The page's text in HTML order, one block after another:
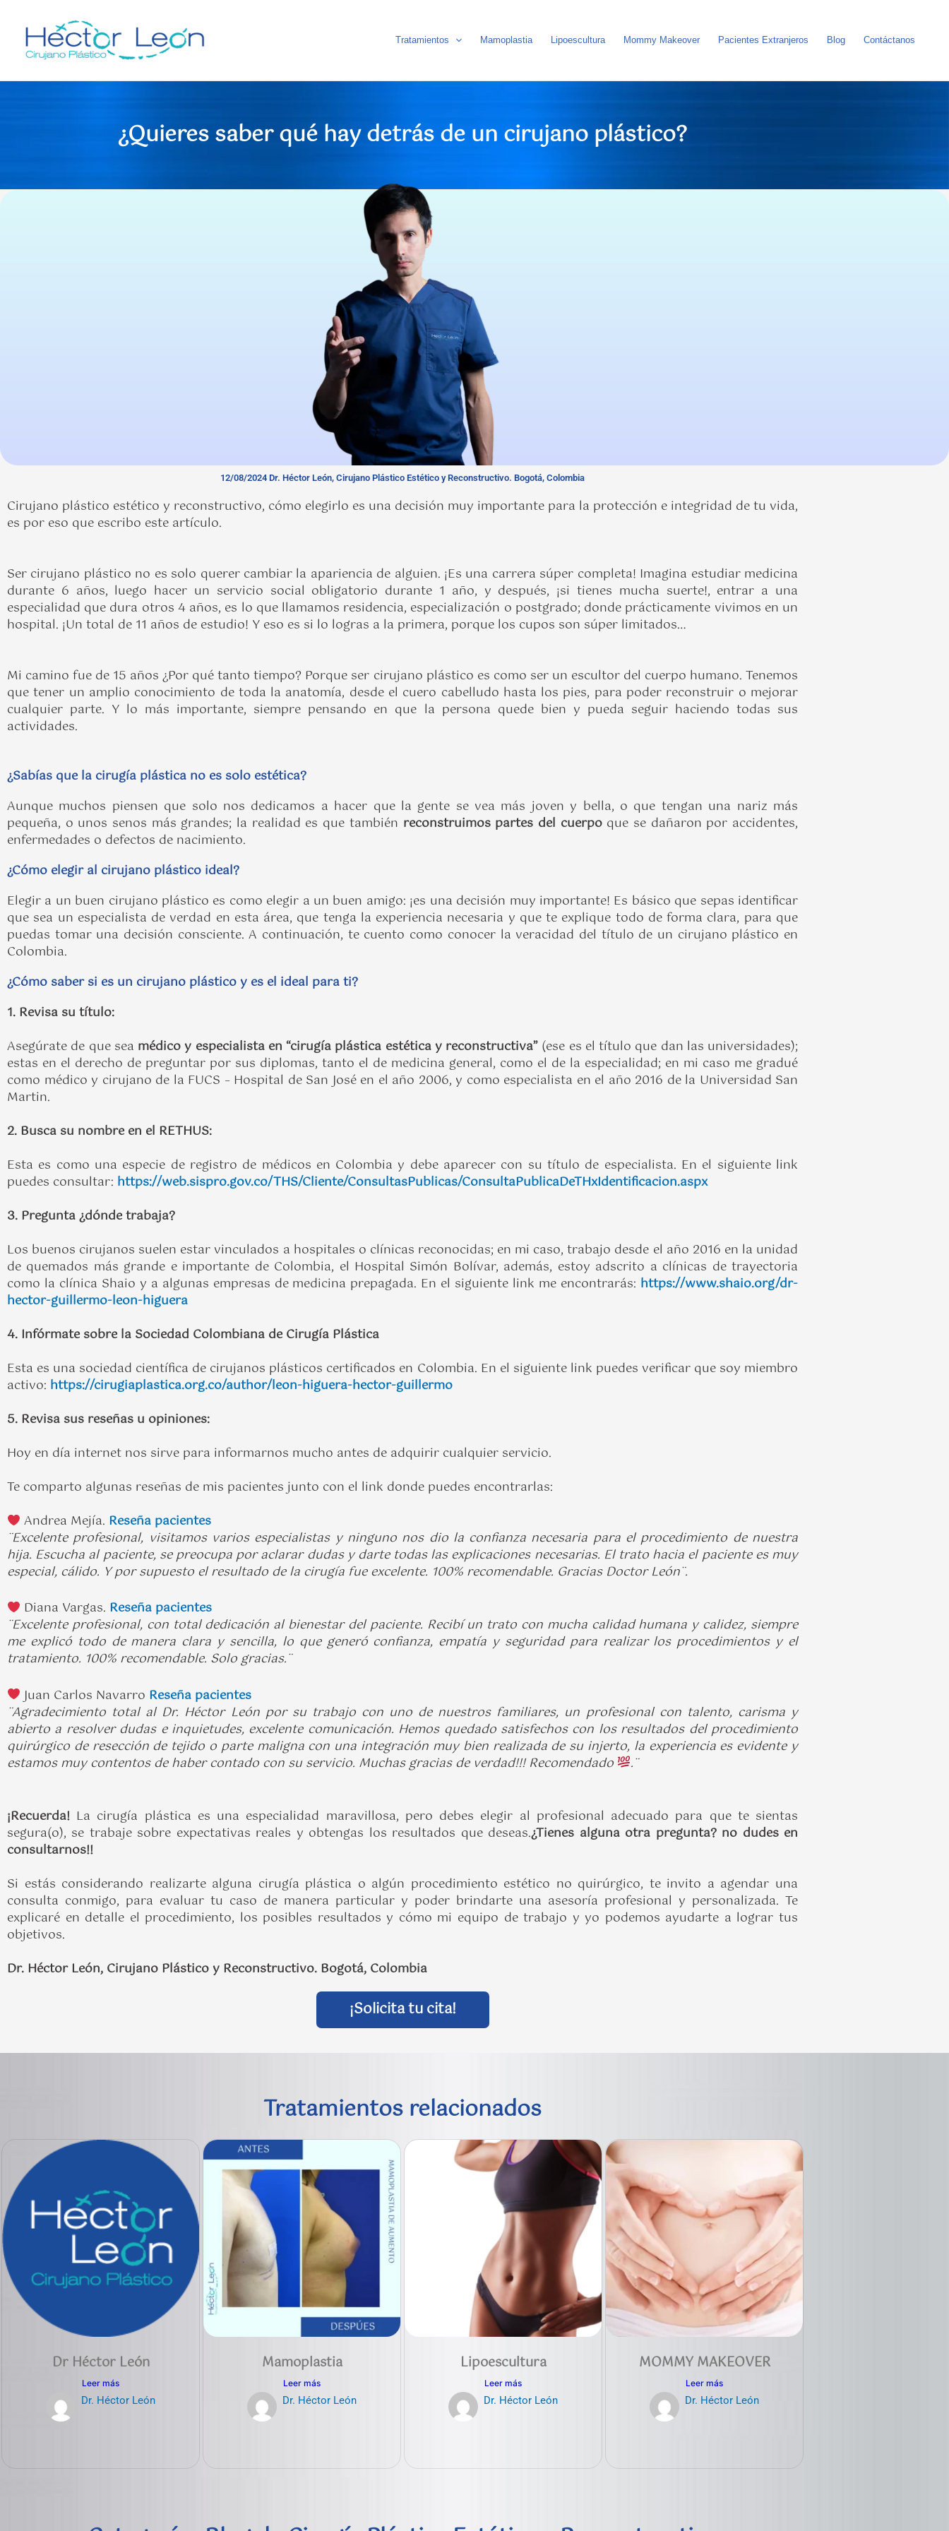
contenido
Tratamientos Mamoplastia Lipoescultura Mommy Makeover Pacientes Extranjeros Blog Contáctanos
¿Quieres saber qué hay detrás de un cirujano plástico?
12/08/2024 Dr. Héctor León, Cirujano Plástico Estético y Reconstructivo. Bogotá, Colombia
Cirujano plástico estético y reconstructivo, cómo elegirlo es una decisión muy importante para la protección e integridad de tu vida,
es por eso que escribo este artículo.
Ser cirujano plástico no es solo querer cambiar la apariencia de alguien. ¡Es una carrera súper completa! Imagina estudiar medicina
durante 6 años, luego hacer un servicio social obligatorio durante 1 año, y después, ¡si tienes mucha suerte!, entrar a una
especialidad que dura otros 4 años, es lo que llamamos residencia, especialización o postgrado; donde prácticamente vivimos en un
hospital. ¡Un total de 11 años de estudio! Y eso es si lo logras a la primera, porque los cupos son súper limitados…
Mi camino fue de 15 años ¿Por qué tanto tiempo? Porque ser cirujano plástico es como ser un escultor del cuerpo humano. Tenemos
que tener un amplio conocimiento de toda la anatomía, desde el cuero cabelludo hasta los pies, para poder reconstruir o mejorar
cualquier parte. Y lo más importante, siempre pensando en que la persona quede bien y pueda seguir haciendo todas sus
actividades.
¿Sabías que la cirugía plástica no es solo estética?
Aunque muchos piensen que solo nos dedicamos a hacer que la gente se vea más joven y bella, o que tengan una nariz más
pequeña, o unos senos más grandes; la realidad es que también reconstruimos partes del cuerpoque se dañaron por accidentes,
enfermedades o defectos de nacimiento.
¿Cómo elegir al cirujano plástico ideal?
Elegir a un buen cirujano plástico es como elegir a un buen amigo: ¡es una decisión muy importante! Es básico que sepas identificar
que sea un especialista de verdad en esta área, que tenga la experiencia necesaria y que te explique todo de forma clara, para que
puedas tomar una decisión consciente. A continuación, te cuento como conocer la veracidad del título de un cirujano plástico en
Colombia.
¿Cómo saber si es un cirujano plástico y es el ideal para ti?
1. Revisa su título:
Asegúrate de que sea médico y especialista en “cirugía plástica estética y reconstructiva” (ese es el título que dan las universidades);
estas en el derecho de preguntar por sus diplomas, tanto el de medicina general, como el de la especialidad; en mi caso me gradué
como médico y cirujano de la FUCS – Hospital de San José en el año 2006, y como especialista en el año 2016 de la Universidad San
Martin.
2. Busca su nombre en el RETHUS:
Esta es como una especie de registro de médicos en Colombia y debe aparecer con su título de especialista. En el siguiente link
puedes consultar: https://web.sispro.gov.co/THS/Cliente/ConsultasPublicas/ConsultaPublicaDeTHxIdentificacion.aspx
3. Pregunta ¿dónde trabaja?
Los buenos cirujanos suelen estar vinculados a hospitales o clínicas reconocidas; en mi caso, trabajo desde el año 2016 en la unidad
de quemados más grande e importante de Colombia, el Hospital Simón Bolívar, además, estoy adscrito a clínicas de trayectoria
como la clínica Shaio y a algunas empresas de medicina prepagada. En el siguiente link me encontrarás: https://www.shaio.org/dr-
hector-guillermo-leon-higuera
4. Infórmate sobre la Sociedad Colombiana de Cirugía Plástica
Esta es una sociedad científica de cirujanos plásticos certificados en Colombia. En el siguiente link puedes verificar que soy miembro
activo: https://cirugiaplastica.org.co/author/leon-higuera-hector-guillermo
5. Revisa sus reseñas u opiniones:
Hoy en día internet nos sirve para informarnos mucho antes de adquirir cualquier servicio.
Te comparto algunas reseñas de mis pacientes junto con el link donde puedes encontrarlas:
Andrea Mejía. Reseña pacientes
¨Excelente profesional, visitamos varios especialistas y ninguno nos dio la confianza necesaria para el procedimiento de nuestra
hija. Escucha al paciente, se preocupa por aclarar dudas y darte todas las explicaciones necesarias. El trato hacia el paciente es muy
especial, cálido. Y por supuesto el resultado de la cirugía fue excelente. 100% recomendable. Gracias Doctor León¨.
Diana Vargas. Reseña pacientes
¨Excelente profesional, con total dedicación al bienestar del paciente. Recibí un trato con mucha calidad humana y calidez, siempre
me explicó todo de manera clara y sencilla, lo que generó confianza, empatía y seguridad para realizar los procedimientos y el
tratamiento. 100% recomendable. Solo gracias.¨
Juan Carlos Navarro Reseña pacientes
¨Agradecimiento total al Dr. Héctor León por su trabajo con uno de nuestros familiares, un profesional con talento, carisma y
abierto a resolver dudas e inquietudes, excelente comunicación. Hemos quedado satisfechos con los resultados del procedimiento
quirúrgico de resección de tejido o parte maligna con una integración muy bien realizada de su injerto, la experiencia es evidente y
estamos muy contentos de haber contado con su servicio. Muchas gracias de verdad!!! Recomendado
.¨
¡Recuerda! La cirugía plástica es una especialidad maravillosa, pero debes elegir al profesional adecuado para que te sientas
segura(o), se trabaje sobre expectativas reales y obtengas los resultados que deseas.¿Tienes alguna otra pregunta? no dudes en
consultarnos!!
Si estás considerando realizarte alguna cirugía plástica o algún procedimiento estético no quirúrgico, te invito a agendar una
consulta conmigo, para evaluar tu caso de manera particular y poder brindarte una asesoría profesional y personalizada. Te
explicaré en detalle el procedimiento, los posibles resultados y cómo mi equipo de trabajo y yo podemos ayudarte a lograr tus
objetivos.
Dr. Héctor León, Cirujano Plástico y Reconstructivo. Bogotá, Colombia
¡Solicita tu cita!
Tratamientos relacionados​
Dr Héctor León
Leer más
Dr. Héctor León
Mamoplastia
Leer más
Dr. Héctor León
Lipoescultura
Leer más
Dr. Héctor León
MOMMY MAKEOVER
Leer más
Dr. Héctor León